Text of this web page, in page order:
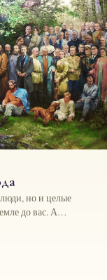
но и целые
до вас. А…